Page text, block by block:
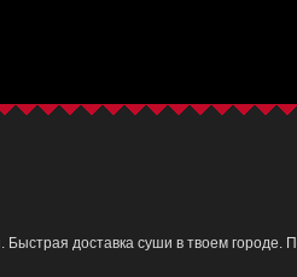
доставка суши в твоем городе.